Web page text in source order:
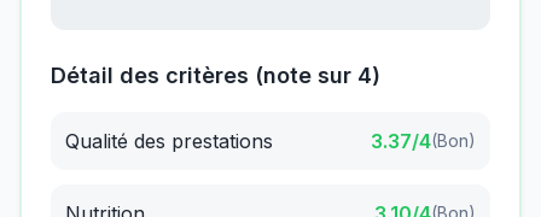
Détail des critères (note sur 4)
Qualité des prestations 3.37/4(Bon)
(Bon)